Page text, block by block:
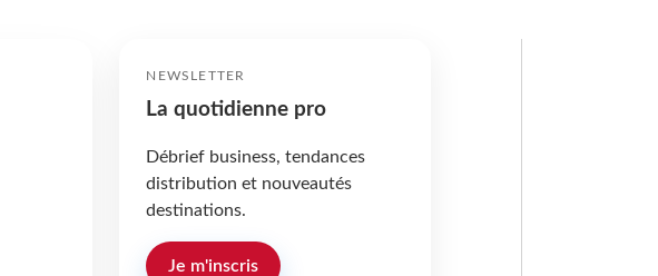
NEWSLETTER
La quotidienne pro
Débrief business, tendances
distribution et nouveautés
destinations.
Je m'inscris